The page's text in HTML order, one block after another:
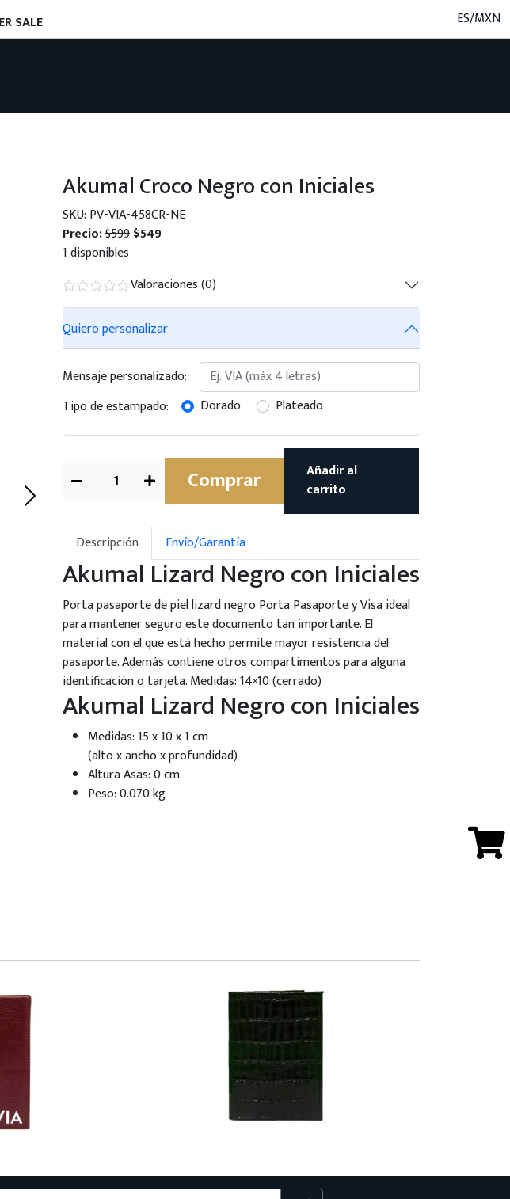
SALE ES/MXN
Akumal Croco Negro con Iniciales
SKU: PV-VIA-458CR-NE
Precio:$599$549
1 disponibles
Valoraciones (0)
Quiero personalizar
Mensaje personalizado:
Tipo de estampado:
Dorado Plateado
Comprar
Añadir al
carrito
Descripción Envío/Garantía
Akumal Lizard Negro con Iniciales
Porta pasaporte de piel lizard negro Porta Pasaporte y Visa ideal
para mantener seguro este documento tan importante. El
material con el que está hecho permite mayor resistencia del
pasaporte. Además contiene otros compartimentos para alguna
identificación o tarjeta. Medidas: 14×10 (cerrado)
Akumal Lizard Negro con Iniciales
Medidas: 15 x 10 x 1 cm
(alto x ancho x profundidad)
Altura Asas: 0 cm
Peso: 0.070 kg